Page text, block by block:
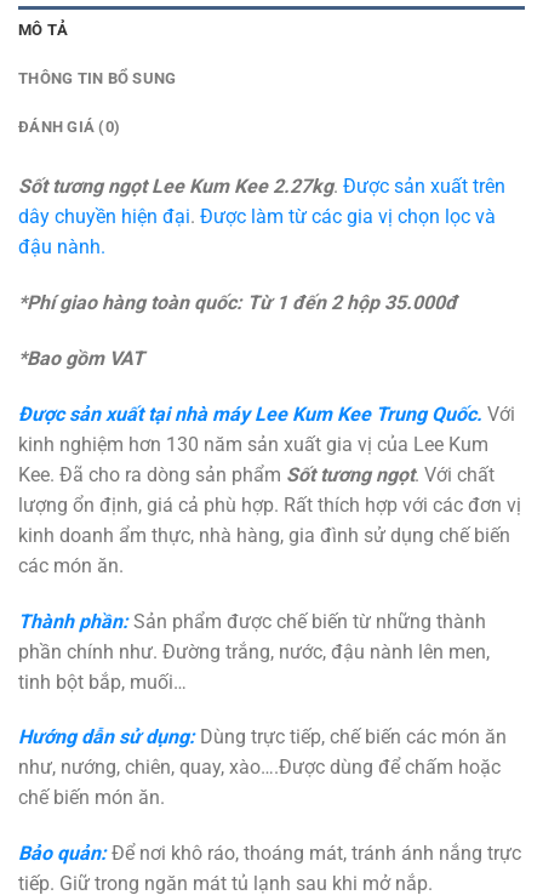
MÔ TẢ
THÔNG TIN BỔ SUNG
ĐÁNH GIÁ (0)
Sốt tương ngọt Lee Kum Kee 2.27kg. Được sản xuất trên
dây chuyền hiện đại. Được làm từ các gia vị chọn lọc và
đậu nành.
*Phí giao hàng toàn quốc: Từ 1 đến 2 hộp 35.000đ
*Bao gồm VAT
Được sản xuất tại nhà máy Lee Kum Kee Trung Quốc. Với
kinh nghiệm hơn 130 năm sản xuất gia vị của Lee Kum
Kee. Đã cho ra dòng sản phẩm Sốt tương ngọt. Với chất
lượng ổn định, giá cả phù hợp. Rất thích hợp với các đơn vị
kinh doanh ẩm thực, nhà hàng, gia đình sử dụng chế biến
các món ăn.
Thành phần:Sản phẩm được chế biến từ những thành
phần chính như. Đường trắng, nước, đậu nành lên men,
tinh bột bắp, muối…
Hướng dẫn sử dụng:Dùng trực tiếp, chế biến các món ăn
như, nướng, chiên, quay, xào….Được dùng để chấm hoặc
chế biến món ăn.
Bảo quản: Để nơi khô ráo, thoáng mát, tránh ánh nắng trực
tiếp. Giữ trong ngăn mát tủ lạnh sau khi mở nắp.